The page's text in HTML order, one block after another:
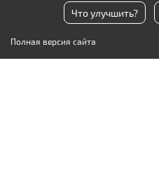
Что улучшить?
Полная версия сайта